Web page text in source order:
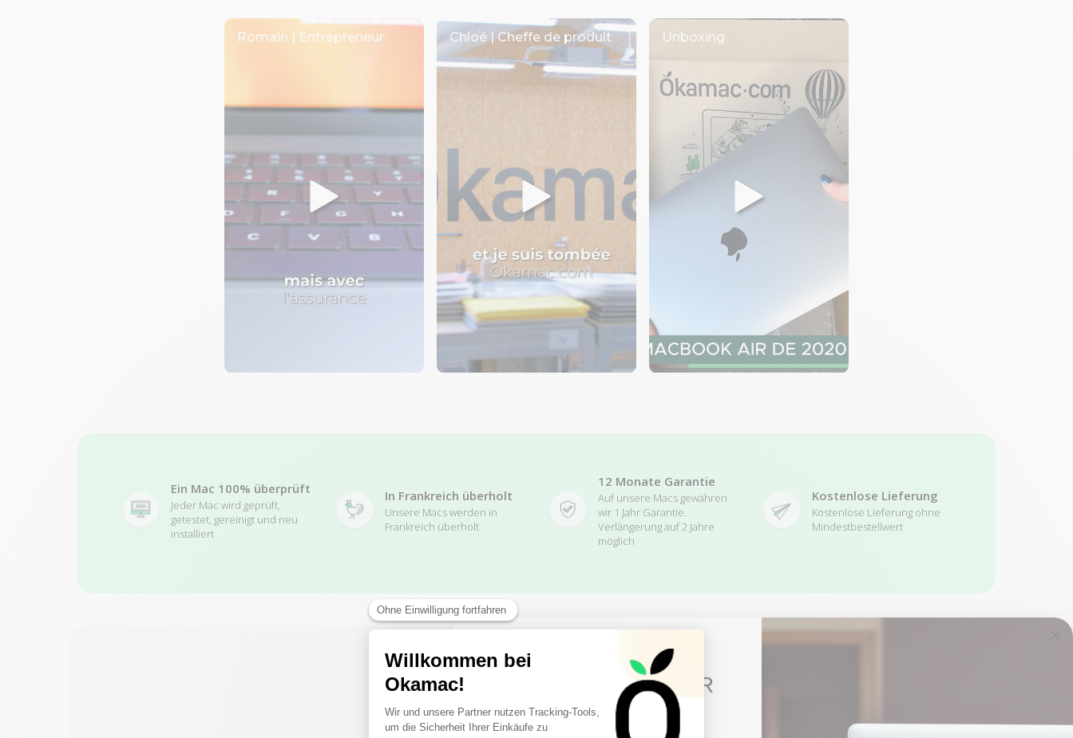
Ein Mac 100% überprüft
Jeder Mac wird geprüft,
getestet, gereinigt und neu
installiert
In Frankreich überholt
Unsere Macs werden in
Frankreich überholt
12 Monate Garantie
Auf unsere Macs gewähren
wir 1 Jahr Garantie.
Verlängerung auf 2 Jahre
möglich
Kostenlose Lieferung
Kostenlose Lieferung ohne
Mindestbestellwert
Related Products
10€ FREE ON YOUR
FIRST ORDER